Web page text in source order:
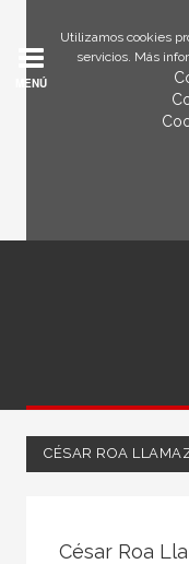
Utilizamos cookies
servicios. Más
MENÚ
CÉSAR ROA
César Roa